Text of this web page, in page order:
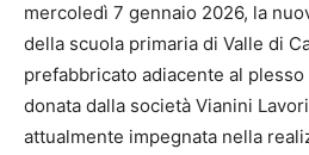
mercoledì 7 gennaio 2026, la
della scuola primaria di Valle di
prefabbricato adiacente al
donata dalla società Vianini
attualmente impegnata nella